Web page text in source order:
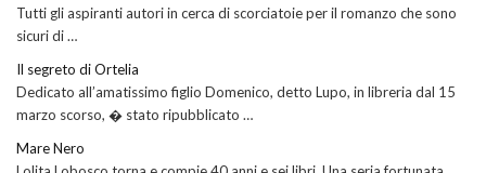
Tutti gli aspiranti autori in cerca di scorciatoie per il romanzo che sono
sicuri di …
Il segreto di Ortelia
Dedicato all’amatissimo figlio Domenico, detto Lupo, in libreria dal 15
marzo scorso, � stato ripubblicato …
Mare Nero